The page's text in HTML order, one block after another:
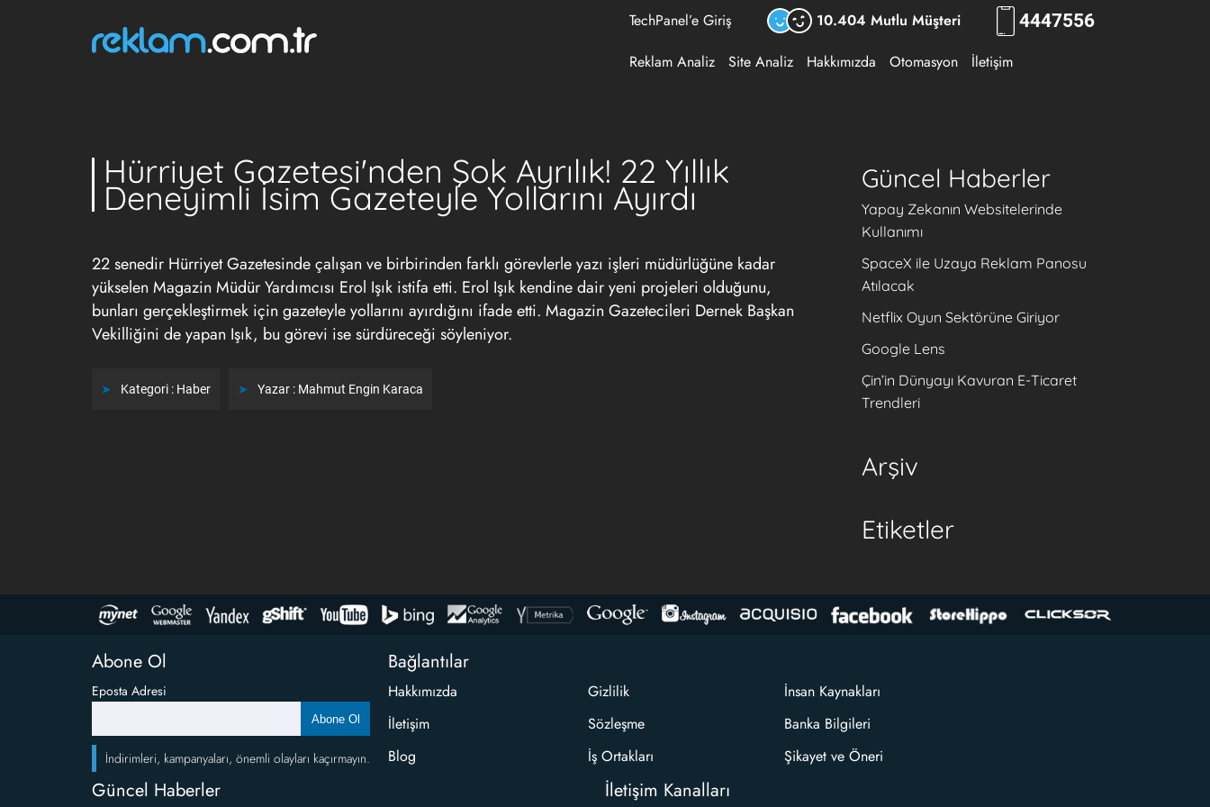
TechPanel’e Giriş 10.404 Mutlu Müşteri 4447556
Reklam Analiz Site Analiz Hakkımızda Otomasyon İletişim
Hürriyet Gazetesi'nden Şok Ayrılık! 22 Yıllık
Deneyimli İsim Gazeteyle Yollarını Ayırdı
22 senedir Hürriyet Gazetesinde çalışan ve birbirinden farklı görevlerle yazı işleri müdürlüğüne kadar
yükselen Magazin Müdür Yardımcısı Erol Işık istifa etti. Erol Işık kendine dair yeni projeleri olduğunu,
bunları gerçekleştirmek için gazeteyle yollarını ayırdığını ifade etti. Magazin Gazetecileri Dernek Başkan
Vekilliğini de yapan Işık, bu görevi ise sürdüreceği söyleniyor.
Kategori : Haber Yazar : Mahmut Engin Karaca
Güncel Haberler
Yapay Zekanın Websitelerinde
Kullanımı
SpaceX ile Uzaya Reklam Panosu
Atılacak
Netflix Oyun Sektörüne Giriyor
Google Lens
Çin’in Dünyayı Kavuran E-Ticaret
Trendleri
Arşiv
Etiketler
Abone Ol
Eposta Adresi
Abone Ol
İndirimleri, kampanyaları, önemli olayları kaçırmayın.
Güncel Haberler
Bağlantılar
Hakkımızda
İletişim
Blog
Gizlilik
Sözleşme
İş Ortakları
İnsan Kaynakları
Banka Bilgileri
Şikayet ve Öneri
İletişim Kanalları